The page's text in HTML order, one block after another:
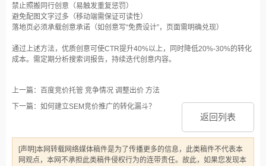
禁止照搬同行创意（易触发重复惩罚）‌
避免配图文字过多（移动端需保证可读性）‌
落地页必须承载创意承诺（如创意写“免费设计”，页面需明确兑现）‌
通过上述方法，优质创意可使CTR提升40%以上，同时降低20%-30%的转化
成本‌。需定期分析搜索词报告，持续迭代创意内容‌。
上一篇：百度竞价托管 竞争情况 调整出价 方法
下一篇：如何建立SEM竞价推广的转化漏斗？
返回列表
[声明]本网转载网络媒体稿件是为了传播更多的信息，此类稿件不代表本
网观点，本网不承担此类稿件侵权行为的连带责任。故此，如果您发现本